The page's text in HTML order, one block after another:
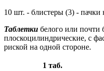
10 шт. - блистеры (3) - пачки
Таблетки белого или почти
плоскоцилиндрические, с
риской на одной стороне.
1 таб.